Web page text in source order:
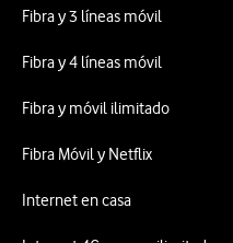
Fibra y 3 líneas móvil
Fibra y 4 líneas móvil
Fibra y móvil ilimitado
Fibra Móvil y Netflix
Internet en casa